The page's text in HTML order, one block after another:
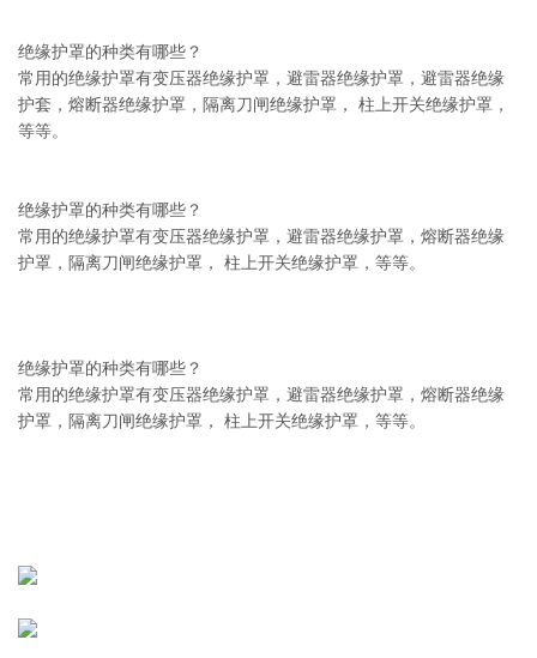
绝缘护罩的种类有哪些？
常用的绝缘护罩有变压器绝缘护罩，避雷器绝缘护罩，避雷器绝缘
护套，熔断器绝缘护罩，隔离刀闸绝缘护罩， 柱上开关绝缘护罩，
等等。
绝缘护罩的种类有哪些？
常用的绝缘护罩有变压器绝缘护罩，避雷器绝缘护罩，熔断器绝缘
护罩，隔离刀闸绝缘护罩， 柱上开关绝缘护罩，等等。
绝缘护罩的种类有哪些？
常用的绝缘护罩有变压器绝缘护罩，避雷器绝缘护罩，熔断器绝缘
护罩，隔离刀闸绝缘护罩， 柱上开关绝缘护罩，等等。